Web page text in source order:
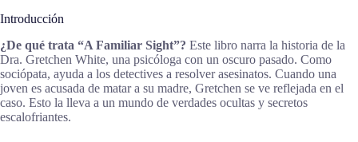
Introducción
¿De qué trata “A Familiar Sight”? Este libro narra la historia de la
Dra. Gretchen White, una psicóloga con un oscuro pasado. Como
sociópata, ayuda a los detectives a resolver asesinatos. Cuando una
joven es acusada de matar a su madre, Gretchen se ve reflejada en el
caso. Esto la lleva a un mundo de verdades ocultas y secretos
escalofriantes.